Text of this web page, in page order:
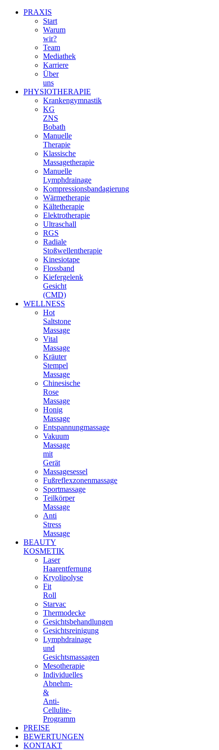
PRAXIS
Start
Warum
wir?
Team
Mediathek
Karriere
Über
uns
PHYSIOTHERAPIE
Krankengymnastik
KG
ZNS
Bobath
Manuelle
Therapie
Klassische
Massagetherapie
Manuelle
Lymphdrainage
Kompressionsbandagierung
Wärmetherapie
Kältetherapie
Elektrotherapie
Ultraschall
RGS
Radiale
Stoßwellentherapie
Kinesiotape
Flossband
Kiefergelenk
Gesicht
(CMD)
WELLNESS
Hot
Saltstone
Massage
Vital
Massage
Kräuter
Stempel
Massage
Chinesische
Rose
Massage
Honig
Massage
Entspannungmassage
Vakuum
Massage
mit
Gerät
Massagesessel
Fußreflexzonenmassage
Sportmassage
Teilkörper
Massage
Anti
Stress
Massage
BEAUTY
KOSMETIK
Laser
Haarentfernung
Kryolipolyse
Fit
Roll
Starvac
Thermodecke
Gesichtsbehandlungen
Gesichtsreinigung
Lymphdrainage
und
Gesichtsmassagen
Mesotherapie
Individuelles
Abnehm-
&
Anti-
Cellulite-
Programm
PREISE
BEWERTUNGEN
KONTAKT